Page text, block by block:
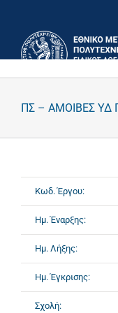
περιεχόμενο
ΠΣ – ΑΜΟΙΒΕΣ ΥΔ
Κωδ. Έργου:
Ημ. Έναρξης:
Ημ. Λήξης:
Ημ. Έγκρισης:
Σχολή: